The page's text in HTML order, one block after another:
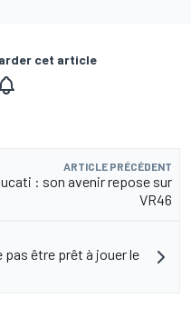
cet article
ARTICLE PRÉCÉDENT
: son avenir repose sur
VR46
pas être prêt à jouer le